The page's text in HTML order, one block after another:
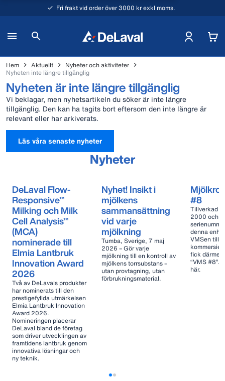
Fri frakt vid order över 3000 kr exkl moms.
Hem Aktuellt
Nyheter och aktiviteter
Nyheten inte längre tillgänglig
Nyheten är inte längre tillgänglig
Vi beklagar, men nyhetsartikeln du söker är inte längre
tillgänglig. Den kan ha tagits bort eftersom den inte längre är
relevant eller har arkiverats.
Läs våra senaste nyheter
Nyheter
DeLaval Flow-
Responsive™
Milking och Milk
Cell Analysis™
(MCA)
nominerade till
Elmia Lantbruk
Innovation Award
2026
Två av DeLavals produkter
har nominerats till den
prestigefyllda utmärkelsen
Elmia Lantbruk Innovation
Award 2026.
Nomineringen placerar
DeLaval bland de företag
som driver utvecklingen av
framtidens lantbruk genom
innovativa lösningar och
ny teknik.
Nyhet! Insikt i
mjölkens
sammansättning
vid varje
mjölkning
Tumba, Sverige, 7 maj
2026 – Gör varje
mjölkning till en kontroll av
mjölkens torrsubstans –
utan provtagning, utan
förbrukningsmaterial.
#8
Tillverkad i
2000 och
denna
VMSen
fick
“VMS #8”.
här.